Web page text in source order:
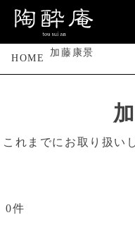
HOME
加藤康景
これまでにお取り扱い
0件